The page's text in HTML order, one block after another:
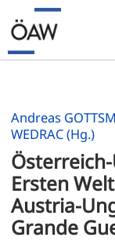
Andreas
WEDRAC (Hg.)
Ersten
Austria-
Grande